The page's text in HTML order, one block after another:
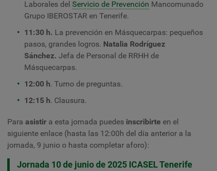
Laborales del Servicio de Prevención Mancomunado
Grupo IBEROSTAR en Tenerife.
11:30 h. La prevención en Másquecarpas: pequeños
pasos, grandes logros. Natalia Rodríguez
Sánchez. Jefa de Personal de RRHH de
Másquecarpas.
12:00 h. Turno de preguntas.
12:15 h. Clausura.
Para asistir a esta jornada puedes inscribirte en el
siguiente enlace (hasta las 12:00h del día anterior a la
jornada, 9 junio o hasta completar aforo):
Jornada 10 de junio de 2025 ICASEL Tenerife